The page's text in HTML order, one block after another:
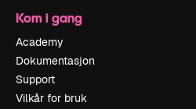
Kom i gang
Academy
Dokumentasjon
Support
Vilkår for bruk